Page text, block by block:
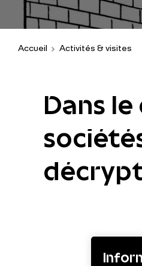
Accueil Activités & visites
Dans